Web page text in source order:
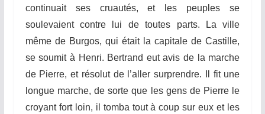
continuait ses cruautés, et les peuples se
soulevaient contre lui de toutes parts. La ville
même de Burgos, qui était la capitale de Castille,
se soumit à Henri. Bertrand eut avis de la marche
de Pierre, et résolut de l’aller surprendre. Il fit une
longue marche, de sorte que les gens de Pierre le
croyant fort loin, il tomba tout à coup sur eux et les